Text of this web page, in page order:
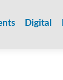
Digital